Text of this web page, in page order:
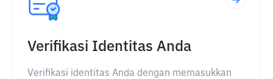
Verifikasi Identitas Anda
Verifikasi identitas Anda dengan memasukkan